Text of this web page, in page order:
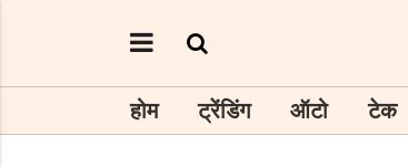
होम ट्रेंडिंग ऑटो टेक